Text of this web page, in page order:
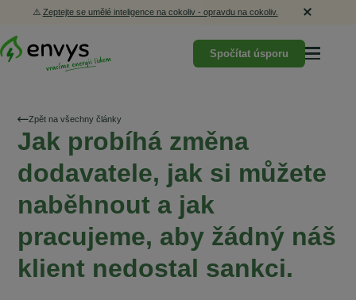
⚠️ Zeptejte se umělé inteligence na cokoliv - opravdu na cokoliv.
Spočítat úsporu
Zpět na všechny články
Jak probíhá změna
dodavatele, jak si můžete
naběhnout a jak
pracujeme, aby žádný náš
klient nedostal sankci.